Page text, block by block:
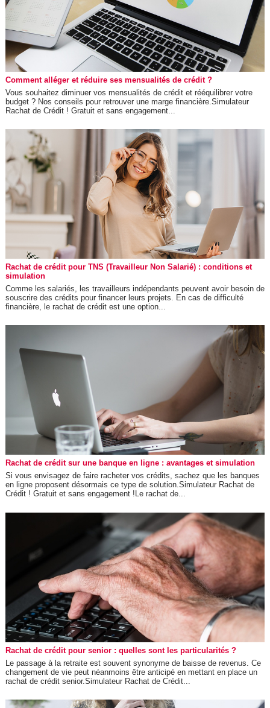
Comment alléger et réduire ses mensualités de crédit ?
Vous souhaitez diminuer vos mensualités de crédit et rééquilibrer votre
budget ? Nos conseils pour retrouver une marge financière.Simulateur
Rachat de Crédit ! Gratuit et sans engagement...
Rachat de crédit pour TNS (Travailleur Non Salarié) : conditions et
simulation
Comme les salariés, les travailleurs indépendants peuvent avoir besoin de
souscrire des crédits pour financer leurs projets. En cas de difficulté
financière, le rachat de crédit est une option...
Rachat de crédit sur une banque en ligne : avantages et simulation
Si vous envisagez de faire racheter vos crédits, sachez que les banques
en ligne proposent désormais ce type de solution.Simulateur Rachat de
Crédit ! Gratuit et sans engagement !Le rachat de...
Rachat de crédit pour senior : quelles sont les particularités ?
Le passage à la retraite est souvent synonyme de baisse de revenus. Ce
changement de vie peut néanmoins être anticipé en mettant en place un
rachat de crédit senior.Simulateur Rachat de Crédit...